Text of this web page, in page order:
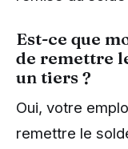
Est-ce que
de remettre
un tiers ?
Oui, votre
remettre le